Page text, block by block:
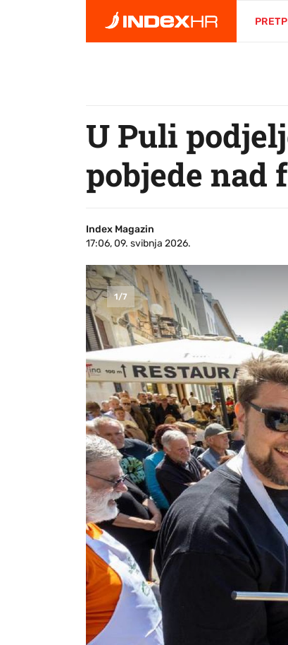
U Puli
pobjede nad
Index Magazin
17:06, 09. svibnja 2026.
1/7